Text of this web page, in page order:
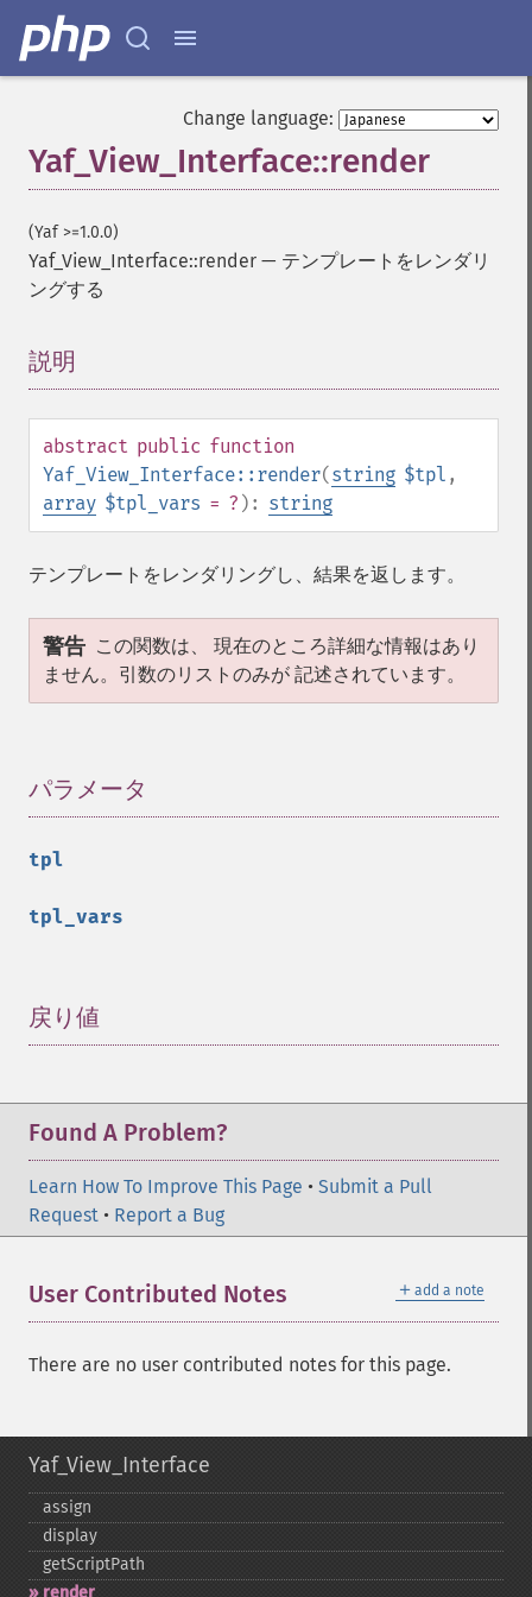
Change language:
Yaf_View_Interface::render
(Yaf >=1.0.0)
Yaf_View_Interface::render — テンプレートをレンダリ
ングする
説明
abstract public function
Yaf_View_Interface::render(string $tpl ,
array $tpl_vars = ? ): string
テンプレートをレンダリングし、結果を返します。
警告 この関数は、 現在のところ詳細な情報はあり
ません。引数のリストのみが 記述されています。
パラメータ
tpl
tpl_vars
戻り値
Found A Problem?
Learn How To Improve This Page • Submit a Pull
Request • Report a Bug
＋ add a note
User Contributed Notes
There are no user contributed notes for this page.
Yaf_View_Interface
assign
display
getScriptPath
render